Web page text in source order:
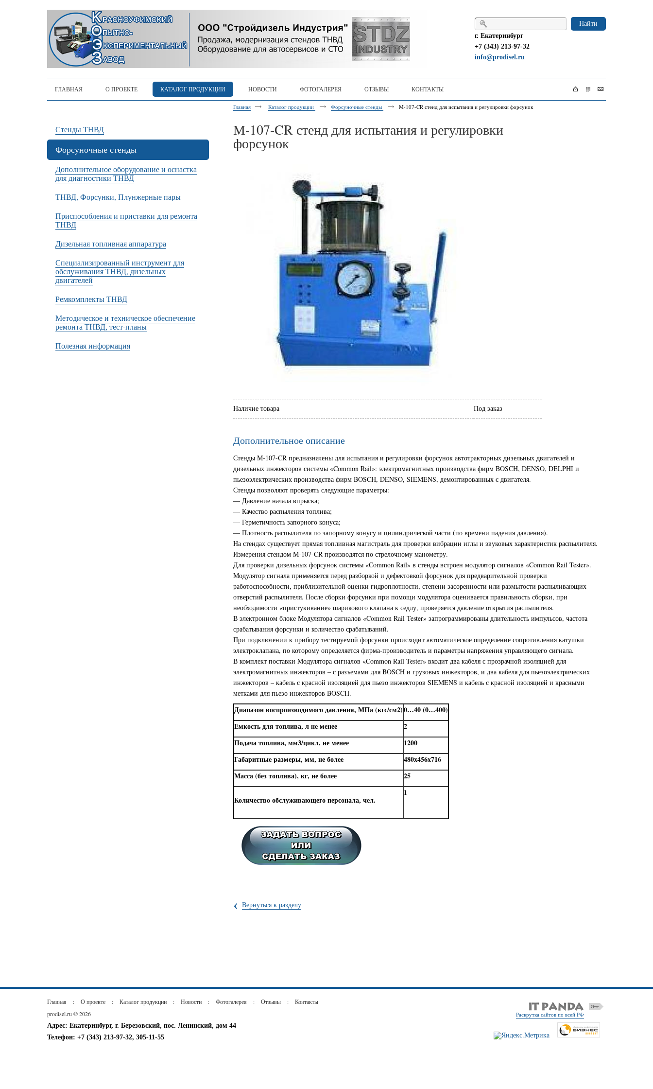
Найти
г. Екатеринбург
+7 (343) 213-97-32
info@prodisel.ru
ГЛАВНАЯ О ПРОЕКТЕ КАТАЛОГ ПРОДУКЦИИ НОВОСТИ ФОТОГАЛЕРЕЯ ОТЗЫВЫ КОНТАКТЫ
Стенды ТНВД
Форсуночные стенды
Дополнительное оборудование и оснастка
для диагностики ТНВД
ТНВД, Форсунки, Плунжерные пары
Приспособления и приставки для ремонта
ТНВД
Дизельная топливная аппаратура
Специализированный инструмент для
обслуживания ТНВД, дизельных
двигателей
Ремкомплекты ТНВД
Методическое и техническое обеспечение
ремонта ТНВД, тест-планы
Полезная информация
Главная Каталог продукции Форсуночные стенды М-107-CR стенд для испытания и регулировки форсунок
М-107-CR стенд для испытания и регулировки
форсунок
Наличие товара Под заказ
Дополнительное описание
Стенды М-107-CR предназначены для испытания и регулировки форсунок автотракторных дизельных двигателей и
дизельных инжекторов системы «Common Rail»: электромагнитных производства фирм BOSCH, DENSO, DELPHI и
пьезоэлектрических производства фирм BOSCH, DENSO, SIEMENS, демонтированных с двигателя.
Стенды позволяют проверять следующие параметры:
— Давление начала впрыска;
— Качество распыления топлива;
— Герметичность запорного конуса;
— Плотность распылителя по запорному конусу и цилиндрической части (по времени падения давления).
На стендах существует прямая топливная магистраль для проверки вибрации иглы и звуковых характеристик распылителя.
Измерения стендом М-107-CR производятся по стрелочному манометру.
Для проверки дизельных форсунок системы «Common Rail» в стенды встроен модулятор сигналов «Common Rail Tester».
Модулятор сигнала применяется перед разборкой и дефектовкой форсунок для предварительной проверки
работоспособности, приблизительной оценки гидроплотности, степени засоренности или размытости распыливающих
отверстий распылителя. После сборки форсунки при помощи модулятора оценивается правильность сборки, при
необходимости «пристукивание» шарикового клапана к седлу, проверяется давление открытия распылителя.
В электронном блоке Модулятора сигналов «Common Rail Tester» запрограммированы длительность импульсов, частота
срабатывания форсунки и количество срабатываний.
При подключении к прибору тестируемой форсунки происходит автоматическое определение сопротивления катушки
электроклапана, по которому определяется фирма-производитель и параметры напряжения управляющего сигнала.
В комплект поставки Модулятора сигналов «Common Rail Tester» входит два кабеля с прозрачной изоляцией для
электромагнитных инжекторов – с разъемами для BOSCH и грузовых инжекторов, и два кабеля для пьезоэлектрических
инжекторов – кабель с красной изоляцией для пьезо инжекторов SIEMENS и кабель с красной изоляцией и красными
метками для пьезо инжекторов BOSCH.
Диапазон воспроизводимого давления, МПа (кгс/см2)0…40 (0…400)
Емкость для топлива, л не менее
2
Подача топлива, мм3/цикл, не менее
1200
Габаритные размеры, мм, не более
480х456х716
Масса (без топлива), кг, не более
25
Количество обслуживающего персонала, чел.
1
‹ Вернуться к разделу
Главная : О проекте : Каталог продукции : Новости : Фотогалерея : Отзывы :
Контакты
prodisel.ru © 2026
Адрес: Екатеринбург, г. Березовский, пос. Ленинский, дом 44
Телефон: +7 (343) 213-97-32, 305-11-55
Раскрутка сайтов по всей РФ